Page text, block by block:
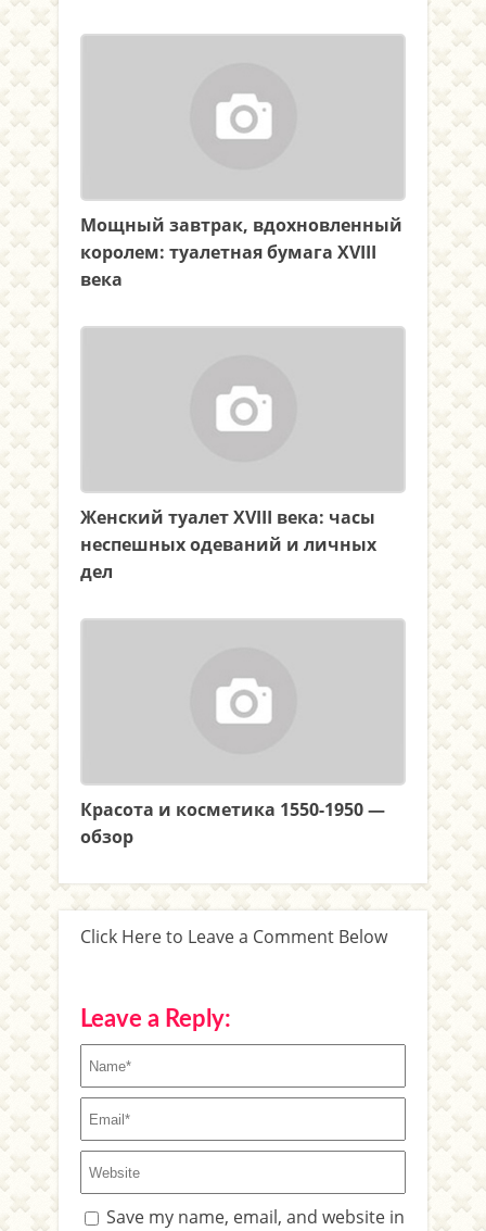
Мощный завтрак, вдохновленный
королем: туалетная бумага XVIII
века
Женский туалет XVIII века: часы
неспешных одеваний и личных
дел
Красота и косметика 1550-1950 —
обзор
Click Here to Leave a Comment Below
Leave a Reply:
Save my name, email, and website in